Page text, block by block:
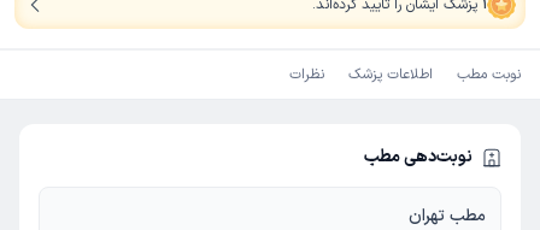
1 پزشک ایشان را تایید کرده‌اند.
نوبت مطب اطلاعات پزشک نظرات
نوبت‌دهی مطب
مطب تهران